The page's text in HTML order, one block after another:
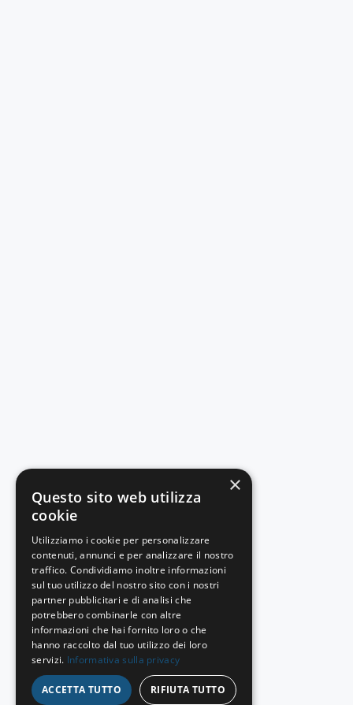
×
Questo sito web utilizza
cookie
Utilizziamo i cookie per personalizzare
contenuti, annunci e per analizzare il nostro
traffico. Condividiamo inoltre informazioni
sul tuo utilizzo del nostro sito con i nostri
partner pubblicitari e di analisi che
potrebbero combinarle con altre
informazioni che hai fornito loro o che
hanno raccolto dal tuo utilizzo dei loro
servizi. Informativa sulla privacy
ACCETTA TUTTO RIFIUTA TUTTO